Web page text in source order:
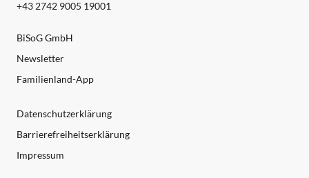
+43 2742 9005 19001
BiSoG GmbH
Newsletter
Familienland-App
Datenschutzerklärung
Barrierefreiheitserklärung
Impressum